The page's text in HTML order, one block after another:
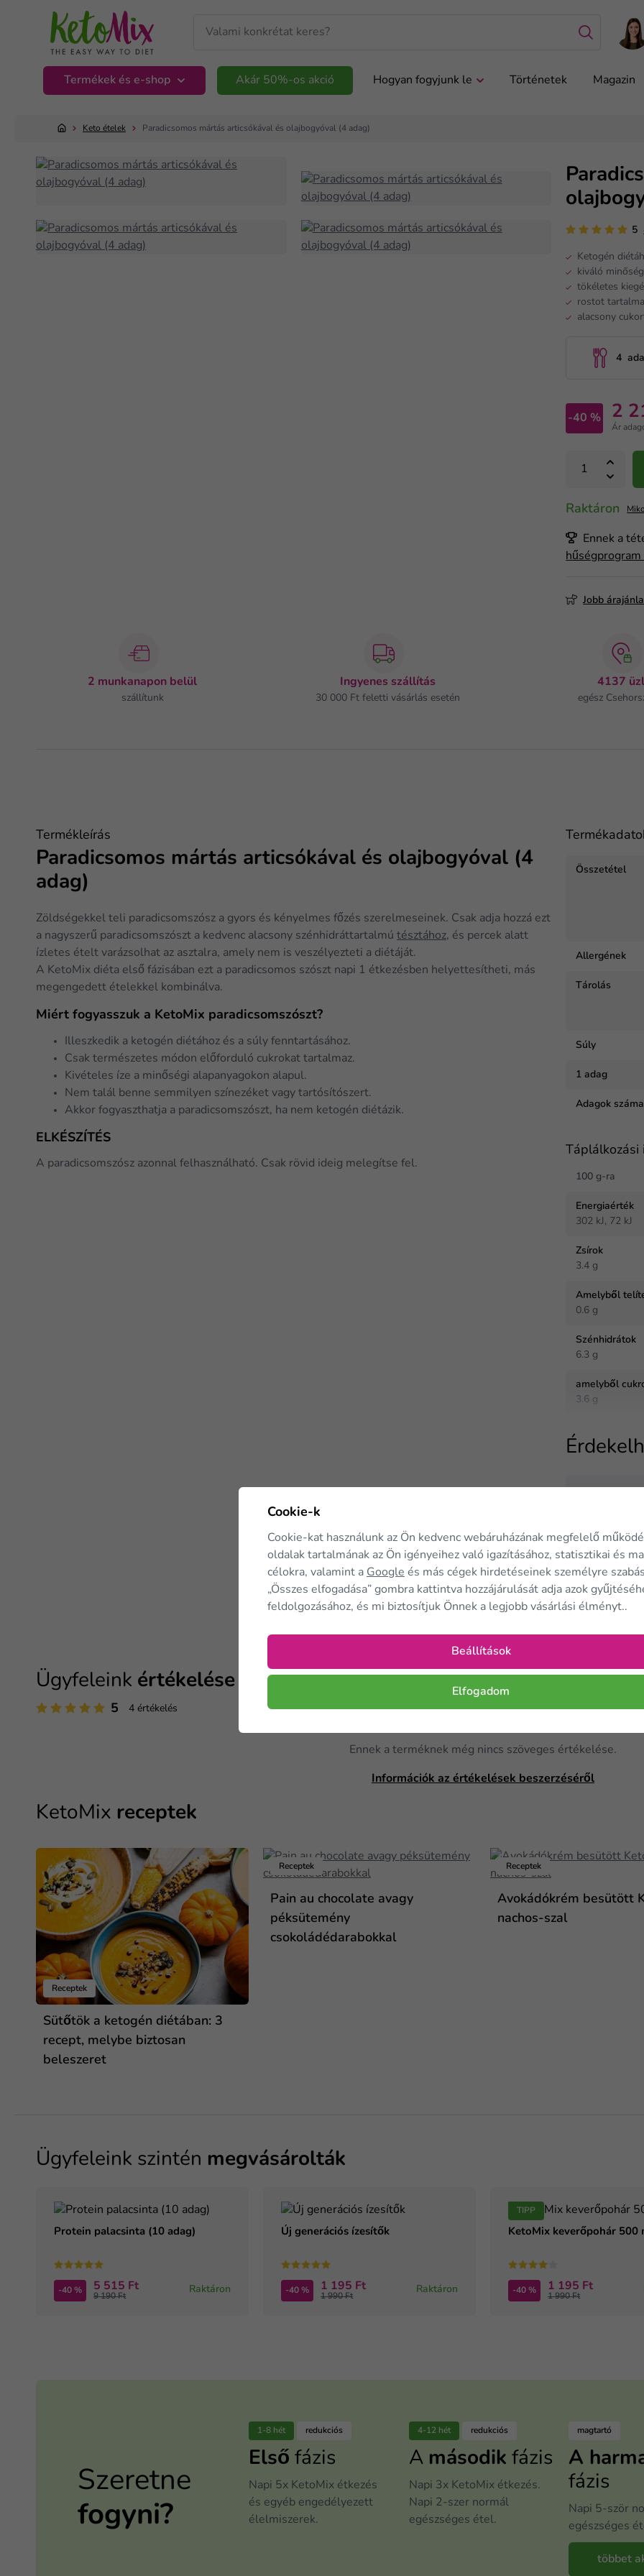
Termékek és e-shop Akár 50%-os akció Hogyan fogyjunk le Történetek Magazin
Keto ételek Paradicsomos mártás articsókával és olajbogyóval (4 adag)
5
Ketogén
kiváló
tökéletes
rostot
alacsony
4
-40 % 2
Ár
Raktáron
Ennek a
hűségprogram
Jobb
2 munkanapon belül
szállítunk
Ingyenes szállítás
30 000 Ft feletti vásárlás esetén
4137
egész
Termékleírás
Paradicsomos mártás articsókával és olajbogyóval (4
adag)
Zöldségekkel teli paradicsomszósz a gyors és kényelmes főzés szerelmeseinek. Csak adja hozzá ezt
a nagyszerű paradicsomszószt a kedvenc alacsony szénhidráttartalmú tésztához, és percek alatt
ízletes ételt varázsolhat az asztalra, amely nem is veszélyezteti a diétáját.
A KetoMix diéta első fázisában ezt a paradicsomos szószt napi 1 étkezésben helyettesítheti, más
megengedett ételekkel kombinálva.
Miért fogyasszuk a KetoMix paradicsomszószt?
Illeszkedik a ketogén diétához és a súly fenntartásához.
Csak természetes módon előforduló cukrokat tartalmaz.
Kivételes íze a minőségi alapanyagokon alapul.
Nem talál benne semmilyen színezéket vagy tartósítószert.
Akkor fogyaszthatja a paradicsomszószt, ha nem ketogén diétázik.
ELKÉSZÍTÉS
A paradicsomszósz azonnal felhasználható. Csak rövid ideig melegítse fel.
Összetétel
Allergének
Tárolás
Súly
1 adag
Adagok száma
Táplálkozási
100 g-ra
Energiaérték
302 kJ, 72 kJ
Zsírok
3.4 g
Amelyből
0.6 g
Szénhidrátok
6.3 g
amelyből
3.6 g
-40 % 7
13
Ügyfeleink értékelése
5 4 értékelés
Ennek a terméknek még nincs szöveges értékelése.
Információk az értékelések beszerzéséről
KetoMix receptek
Receptek
Sütőtök a ketogén diétában: 3
recept, melybe biztosan
beleszeret
Receptek
Pain au chocolate avagy
péksütemény
csokoládédarabokkal
Receptek
Avokádókrém besütött
nachos-szal
Ügyfeleink szintén megvásárolták
Protein palacsinta (10 adag)
-40 % 5 515 Ft
9 190 Ft
Raktáron
Új generációs ízesítők
-40 % 1 195 Ft
1 990 Ft
Raktáron
TIPP
KetoMix keverőpohár 500
-40 % 1 195 Ft
1 990 Ft
Szeretne
fogyni?
1-8 hét redukciós
Első fázis
Napi 5x KetoMix étkezés
és egyéb engedélyezett
élelmiszerek.
4-12 hét redukciós
A második fázis
Napi 3x KetoMix étkezés.
Napi 2-szer normál
egészséges étel.
magtartó
A
fázis
Napi 5-ször
egészséges
többet
Cookie-k
Cookie-kat használunk az Ön kedvenc webáruházának megfelelő
oldalak tartalmának az Ön igényeihez való igazításához, statisztikai és
célokra, valamint a Google és más cégek hirdetéseinek személyre
„Összes elfogadása” gombra kattintva hozzájárulását adja azok
feldolgozásához, és mi biztosítjuk Önnek a legjobb vásárlási élményt..
Beállítások
Elfogadom